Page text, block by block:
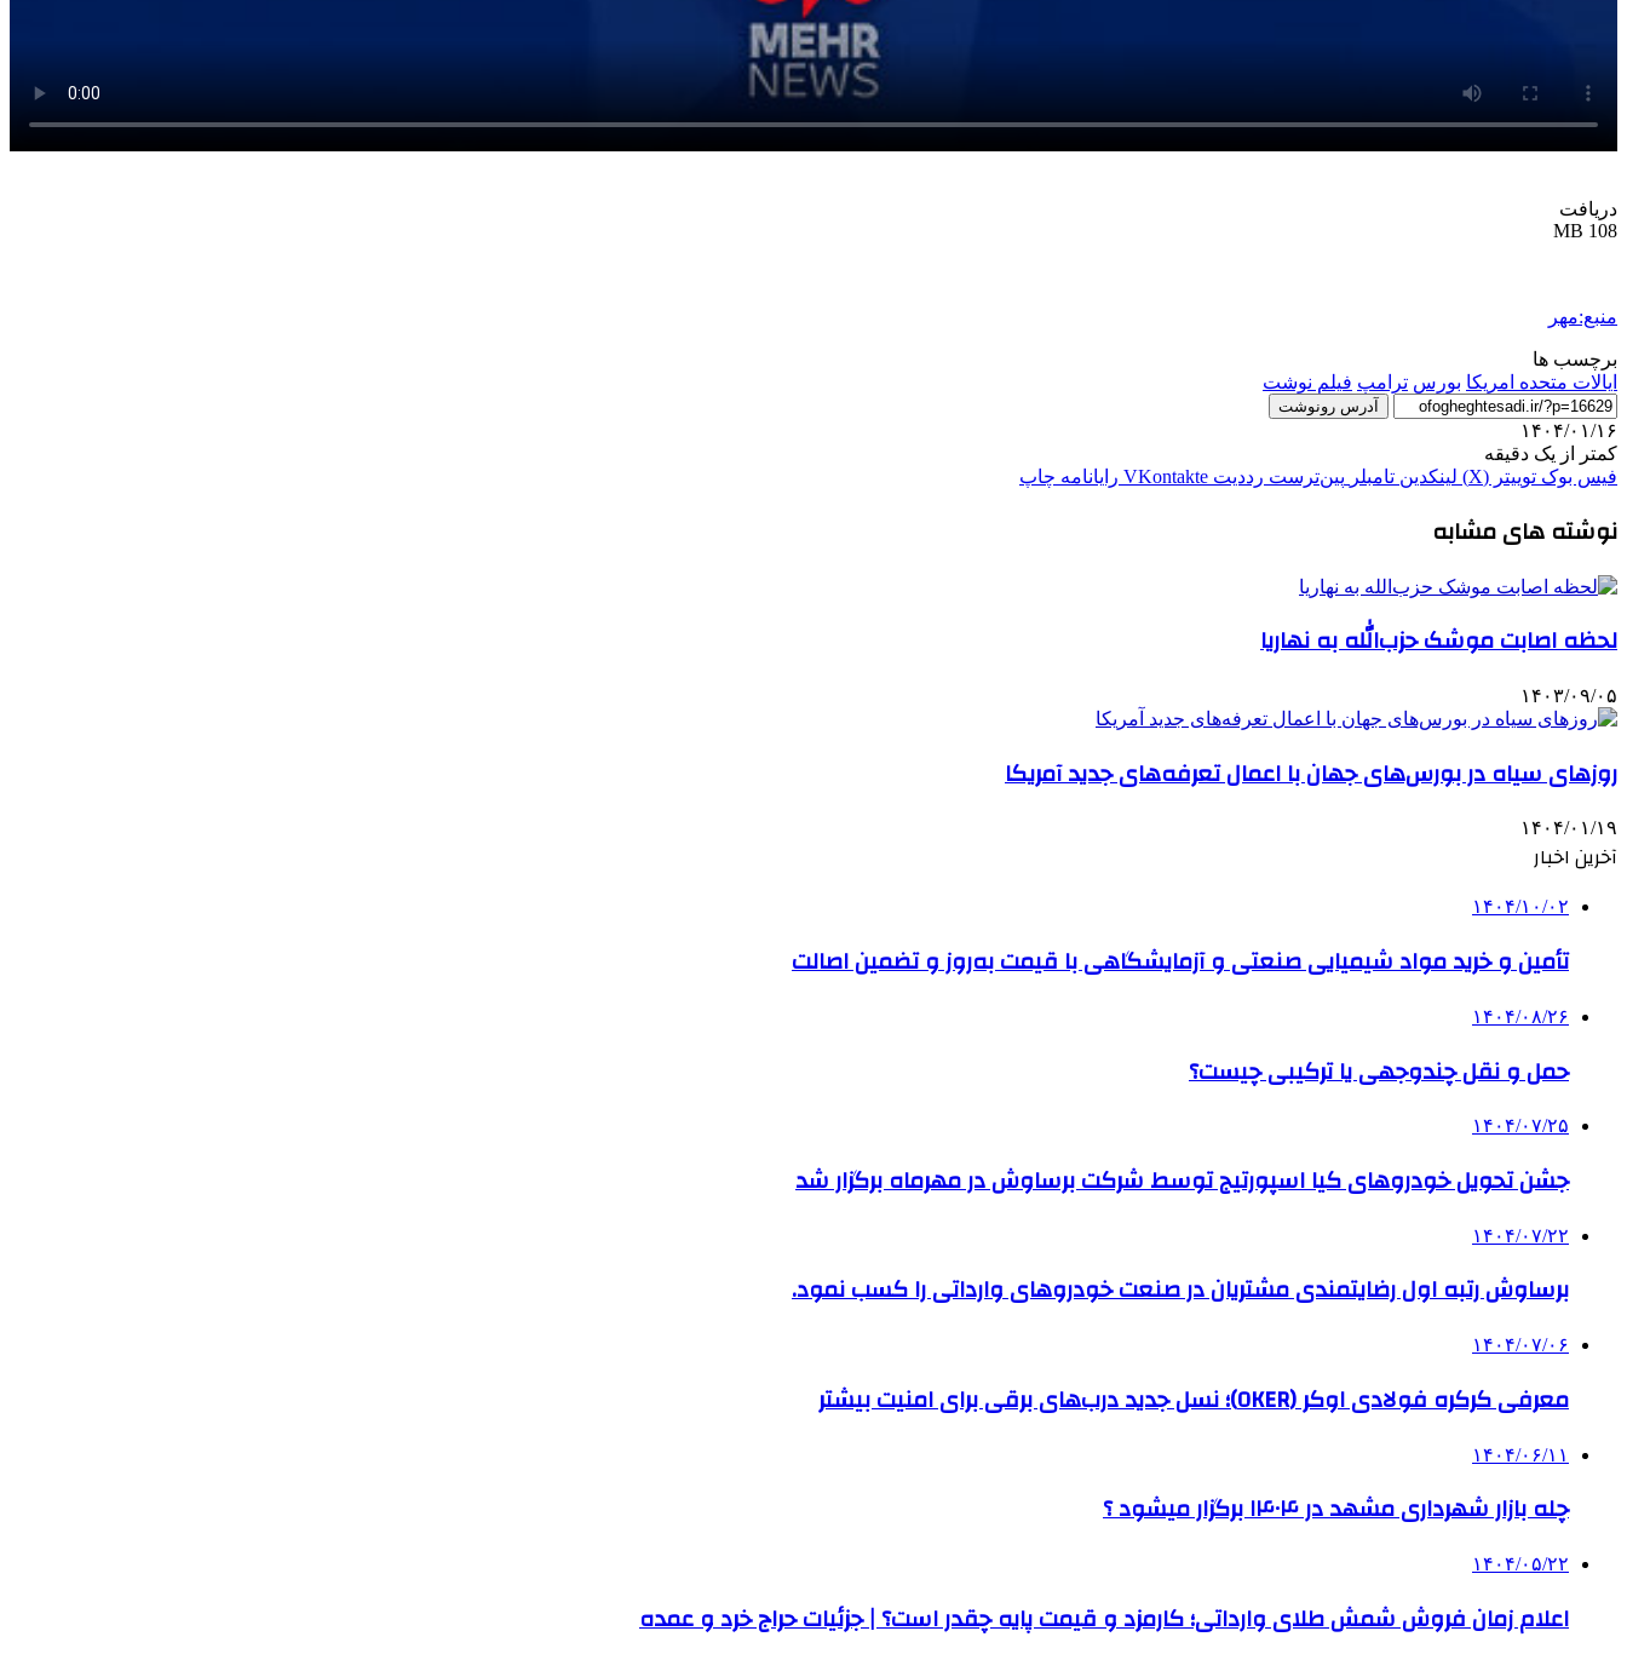
دریافت
108 MB
منبع:مهر
برچسب ها
ایالات متحده امریکا بورس ترامپ فیلم‌ نوشت
آدرس رونوشت
۱۴۰۴/۰۱/۱۶
کمتر از یک دقیقه
فیس بوک توییتر (X) لینکدین ‫تامبلر ‫پین‌ترست ‫رددیت ‫VKontakte رایانامه چاپ
نوشته های مشابه
لحظه اصابت موشک حزب‌الله به نهاریا
۱۴۰۳/۰۹/۰۵
روزهای سیاه در بورس‌های جهان با اعمال تعرفه‌های جدید آمریکا
۱۴۰۴/۰۱/۱۹
آخرین اخبار
۱۴۰۴/۱۰/۰۲
تأمین و خرید مواد شیمیایی صنعتی و آزمایشگاهی با قیمت به‌روز و تضمین اصالت
۱۴۰۴/۰۸/۲۶
حمل و نقل چندوجهی یا ترکیبی چیست؟
۱۴۰۴/۰۷/۲۵
جشن تحویل خودروهای کیا اسپورتیج توسط شرکت برساوش در مهرماه برگزار شد
۱۴۰۴/۰۷/۲۲
برساوش رتبه اول رضایتمندی مشتریان در صنعت خودروهای وارداتی را کسب نمود.
۱۴۰۴/۰۷/۰۶
معرفی کرکره فولادی اوکر (OKER)؛ نسل جدید درب‌های برقی برای امنیت بیشتر
۱۴۰۴/۰۶/۱۱
چله بازار شهرداری مشهد در ۱۴۰۴ برگزار میشود ؟
۱۴۰۴/۰۵/۲۲
اعلام زمان فروش شمش طلای وارداتی؛ کارمزد و قیمت پایه چقدر است؟ | جزئیات حراج خرد و عمده